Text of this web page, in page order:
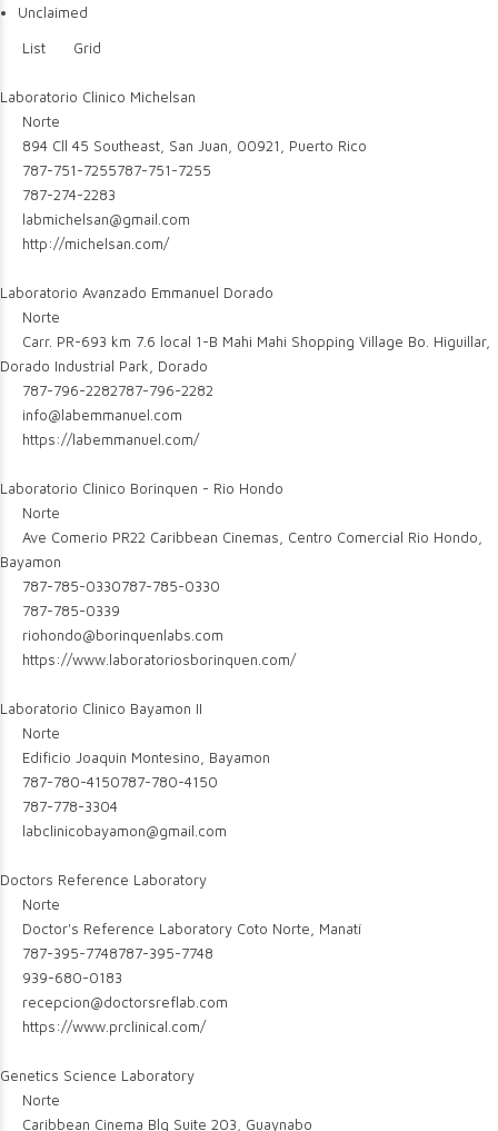
Unclaimed
List
Grid
Laboratorio Clinico Michelsan
Norte
894 Cll 45 Southeast, San Juan, 00921, Puerto Rico
787-751-7255787-751-7255
787-274-2283
labmichelsan@gmail.com
http://michelsan.com/
Laboratorio Avanzado Emmanuel Dorado
Norte
Carr. PR-693 km 7.6 local 1-B Mahi Mahi Shopping Village Bo. Higuillar,
Dorado Industrial Park, Dorado
787-796-2282787-796-2282
info@labemmanuel.com
https://labemmanuel.com/
Laboratorio Clinico Borinquen - Rio Hondo
Norte
Ave Comerio PR22 Caribbean Cinemas, Centro Comercial Rio Hondo,
Bayamon
787-785-0330787-785-0330
787-785-0339
riohondo@borinquenlabs.com
https://www.laboratoriosborinquen.com/
Laboratorio Clinico Bayamon II
Norte
Edificio Joaquin Montesino, Bayamon
787-780-4150787-780-4150
787-778-3304
labclinicobayamon@gmail.com
Doctors Reference Laboratory
Norte
Doctor's Reference Laboratory Coto Norte, Manatí
787-395-7748787-395-7748
939-680-0183
recepcion@doctorsreflab.com
https://www.prclinical.com/
Genetics Science Laboratory
Norte
Caribbean Cinema Blg Suite 203, Guaynabo